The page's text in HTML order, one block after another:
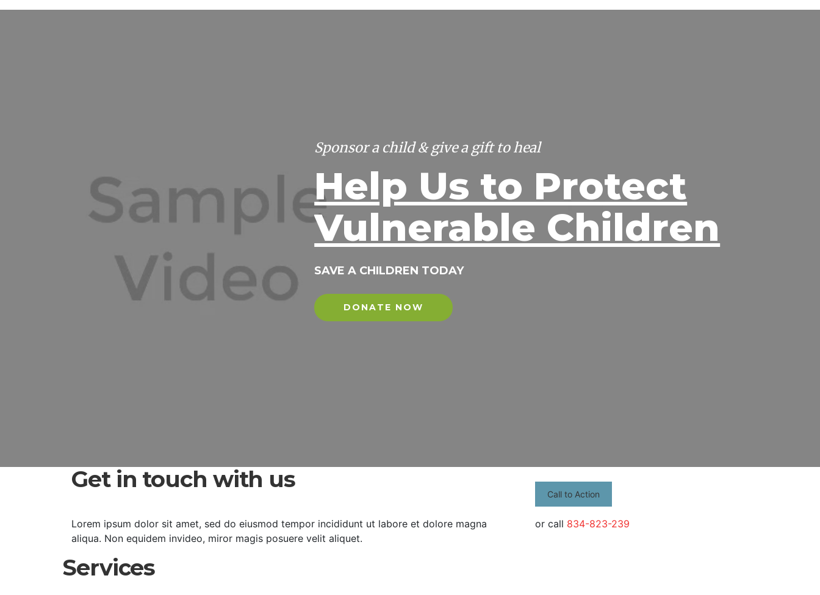
Sponsor a child & give a gift to heal
Help Us to Protect
Vulnerable Children
SAVE A CHILDREN TODAY
DONATE NOW
Get in touch with us
Lorem ipsum dolor sit amet, sed do eiusmod tempor incididunt ut labore et dolore magna
aliqua. Non equidem invideo, miror magis posuere velit aliquet.
Call to Action
or call 834-823-239
Services